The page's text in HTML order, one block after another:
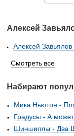
Алексей
Алексей
Смотреть все
Набирают
Мика Ньютон -
Градусы - А может
Шиншиллы - Два